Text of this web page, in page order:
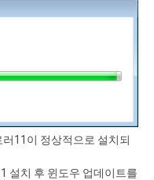
11이 정상적으로 설치되
설치 후 윈도우 업데이트를